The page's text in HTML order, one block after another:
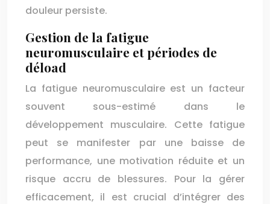
douleur persiste.
Gestion de la fatigue
neuromusculaire et périodes de
déload
La fatigue neuromusculaire est un facteur
souvent sous-estimé dans le
développement musculaire. Cette fatigue
peut se manifester par une baisse de
performance, une motivation réduite et un
risque accru de blessures. Pour la gérer
efficacement, il est crucial d’intégrer des